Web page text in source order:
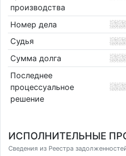
производства
Номер дела
Судья
Сумма долга
Последнее
процессуальное
решение
ИСПОЛНИТЕЛЬНЫЕ
Сведения из Реестра